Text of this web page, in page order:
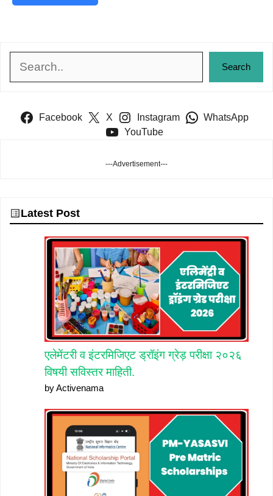
Search
Facebook X Instagram
WhatsApp
YouTube
---Advertisement---
Latest Post
एलेमेंटरी व इंटरमिजिएट ड्रॉइंग ग्रेड़ परीक्षा २०२६
विषयी सविस्तर माहिती.
by Activenama